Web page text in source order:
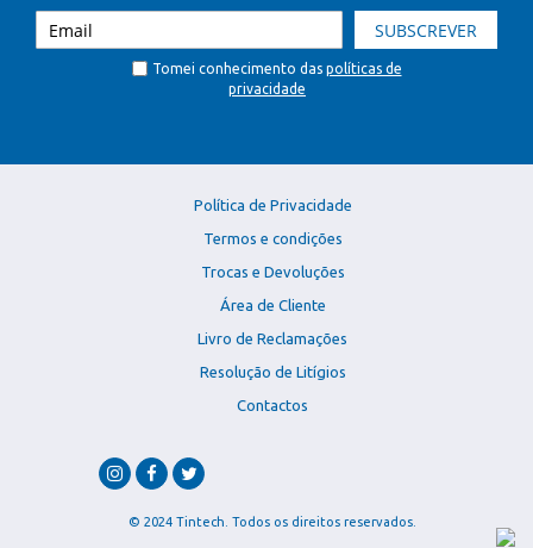
SUBSCREVER
Tomei conhecimento das políticas de
privacidade
Política de Privacidade
Termos e condições
Trocas e Devoluções
Área de Cliente
Livro de Reclamações
Resolução de Litígios
Contactos
© 2024 Tintech. Todos os direitos reservados.